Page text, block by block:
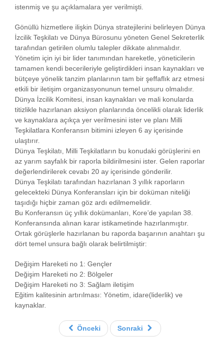
istenmiş ve şu açıklamalara yer verilmişti.
Gönüllü hizmetlere ilişkin Dünya stratejilerini belirleyen Dünya
İzcilik Teşkilatı ve Dünya Bürosunu yöneten Genel Sekreterlik
tarafından getirilen olumlu talepler dikkate alınmalıdır.
Yönetim için iyi bir lider tanımından hareketle, yöneticilerin
tamamen kendi becerileriyle geliştirdikleri insan kaynakları ve
bütçeye yönelik tanzim planlarının tam bir şeffaflık arz etmesi
etkili bir iletişim organizasyonunun temel unsuru olmalıdır.
Dünya İzcilik Komitesi, insan kaynakları ve mali konularda
titizlikle hazırlanan aksiyon planlarında öncelikli olarak liderlik
ve kaynaklara açıkça yer verilmesini ister ve planı Milli
Teşkilatlara Konferansın bitimini izleyen 6 ay içerisinde
ulaştırır.
Dünya Teşkilatı, Milli Teşkilatların bu konudaki görüşlerini en
az yarım sayfalık bir raporla bildirilmesini ister. Gelen raporlar
değerlendirilerek cevabı 20 ay içerisinde gönderilir.
Dünya Teşkilatı tarafından hazırlanan 3 yıllık raporların
gelecekteki Dünya Konferansları için bir doküman niteliği
taşıdığı hiçbir zaman göz ardı edilmemelidir.
Bu Konferansın üç yıllık dokümanları, Kore’de yapılan 38.
Konferansında alınan karar istikametinde hazırlanmıştır.
Ortak görüşlerle hazırlanan bu raporda başarının anahtarı şu
dört temel unsura bağlı olarak belirtilmiştir:
Değişim Hareketi no 1: Gençler
Değişim Hareketi no 2: Bölgeler
Değişim Hareketi no 3: Sağlam iletişim
Eğitim kalitesinin artırılması: Yönetim, idare(liderlik) ve
kaynaklar.
Önceki Sonraki